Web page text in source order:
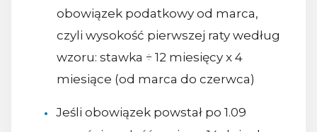
obowiązek podatkowy od marca,
czyli wysokość pierwszej raty według
wzoru: stawka ÷ 12 miesięcy x 4
miesiące (od marca do czerwca)
Jeśli obowiązek powstał po 1.09